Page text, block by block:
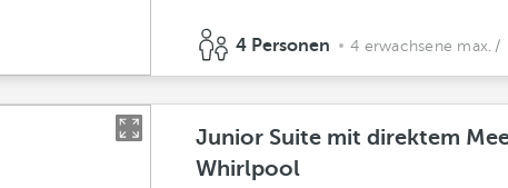
4 Personen 4 erwachsene max. /
Junior Suite mit direktem
Whirlpool